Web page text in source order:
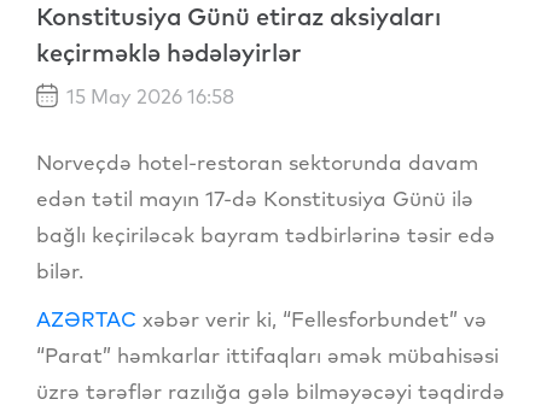
Konstitusiya Günü etiraz aksiyaları
keçirməklə hədələyirlər
15 May 2026 16:58
Norveçdə hotel-restoran sektorunda davam
edən tətil mayın 17-də Konstitusiya Günü ilə
bağlı keçiriləcək bayram tədbirlərinə təsir edə
bilər.
AZƏRTAC xəbər verir ki, “Fellesforbundet” və
“Parat” həmkarlar ittifaqları əmək mübahisəsi
üzrə tərəflər razılığa gələ bilməyəcəyi təqdirdə